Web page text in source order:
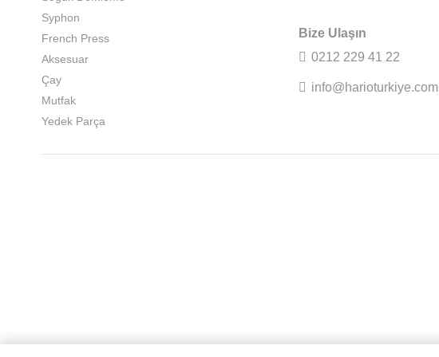
Syphon
French Press
Aksesuar
Çay
Mutfak
Yedek Parça
Bize Ulaşın
0212 229 41 22
info@harioturkiye.com